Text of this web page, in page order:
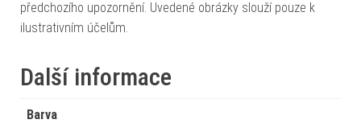
předchozího upozornění. Uvedené obrázky slouží pouze k
ilustrativním účelům.
Další informace
Barva